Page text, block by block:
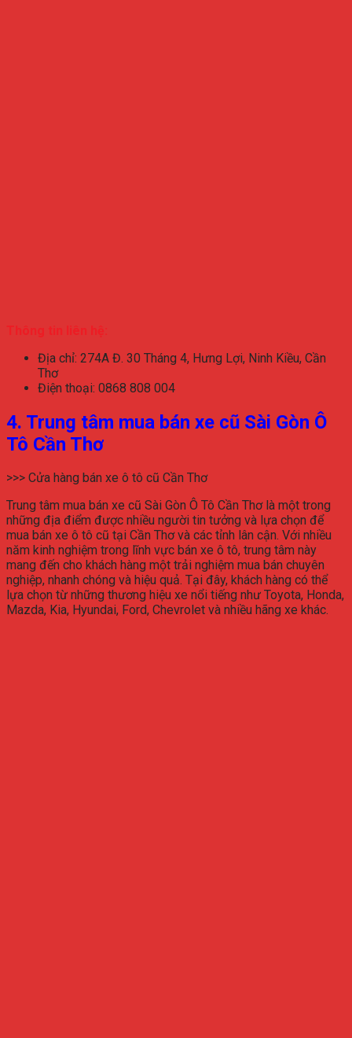
Thông tin liên hệ:
Địa chỉ: 274A Đ. 30 Tháng 4, Hưng Lợi, Ninh Kiều, Cần
Thơ
Điện thoại: 0868 808 004
4. Trung tâm mua bán xe cũ Sài Gòn Ô
Tô Cần Thơ
>>> Cửa hàng bán xe ô tô cũ Cần Thơ
Trung tâm mua bán xe cũ Sài Gòn Ô Tô Cần Thơ là một trong
những địa điểm được nhiều người tin tưởng và lựa chọn để
mua bán xe ô tô cũ tại Cần Thơ và các tỉnh lân cận. Với nhiều
năm kinh nghiệm trong lĩnh vực bán xe ô tô, trung tâm này
mang đến cho khách hàng một trải nghiệm mua bán chuyên
nghiệp, nhanh chóng và hiệu quả. Tại đây, khách hàng có thể
lựa chọn từ những thương hiệu xe nổi tiếng như Toyota, Honda,
Mazda, Kia, Hyundai, Ford, Chevrolet và nhiều hãng xe khác.